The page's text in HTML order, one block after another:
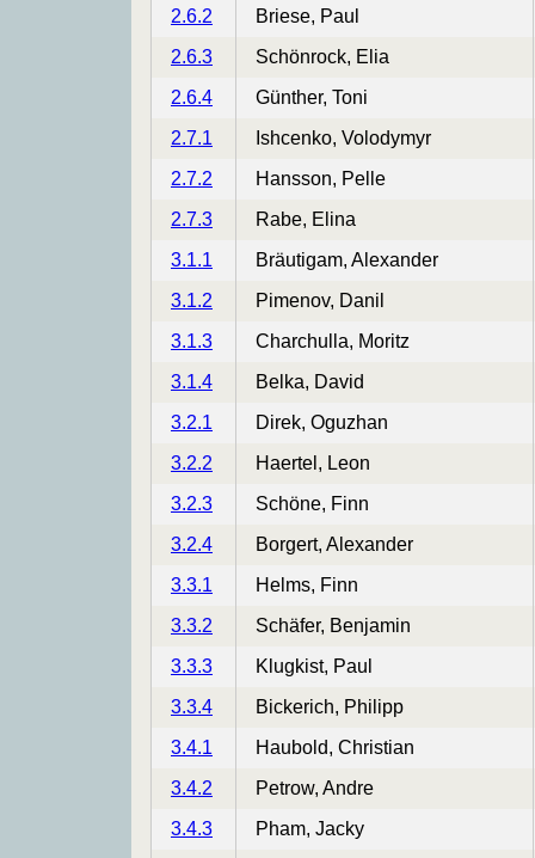
2.6.2
Briese, Paul
2.6.3
Schönrock, Elia
2.6.4
Günther, Toni
2.7.1
Ishcenko, Volodymyr
2.7.2
Hansson, Pelle
2.7.3
Rabe, Elina
3.1.1
Bräutigam, Alexander
3.1.2
Pimenov, Danil
3.1.3
Charchulla, Moritz
3.1.4
Belka, David
3.2.1
Direk, Oguzhan
3.2.2
Haertel, Leon
3.2.3
Schöne, Finn
3.2.4
Borgert, Alexander
3.3.1
Helms, Finn
3.3.2
Schäfer, Benjamin
3.3.3
Klugkist, Paul
3.3.4
Bickerich, Philipp
3.4.1
Haubold, Christian
3.4.2
Petrow, Andre
3.4.3
Pham, Jacky